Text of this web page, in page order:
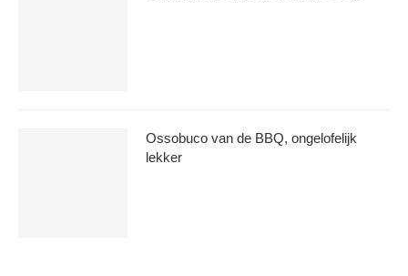
Ossobuco van de BBQ, ongelofelijk
lekker